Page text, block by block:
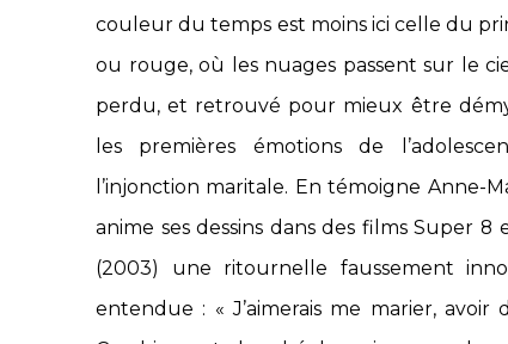
couleur du temps est moins ici celle du
ou rouge, où les nuages passent sur le
perdu, et retrouvé pour mieux être
les premières émotions de
l’injonction maritale. En témoigne Anne-
anime ses dessins dans des films Super
(2003) une ritournelle faussement
entendue : « J’aimerais me marier, avoir